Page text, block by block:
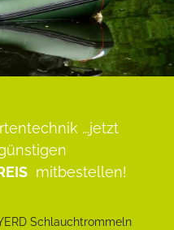
...jetzt
mitbestellen!